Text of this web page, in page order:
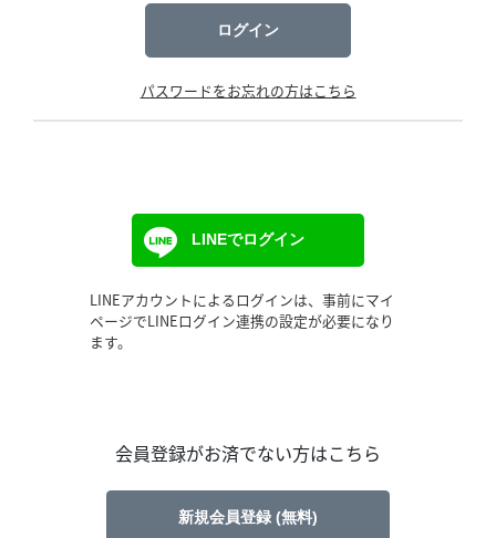
ログイン
パスワードをお忘れの方はこちら
LINEでログイン
LINEアカウントによるログインは、事前にマイ
ページでLINEログイン連携の設定が必要になり
ます。
会員登録がお済でない方はこちら
新規会員登録 (無料)